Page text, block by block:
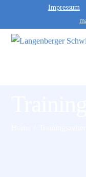
Impressum